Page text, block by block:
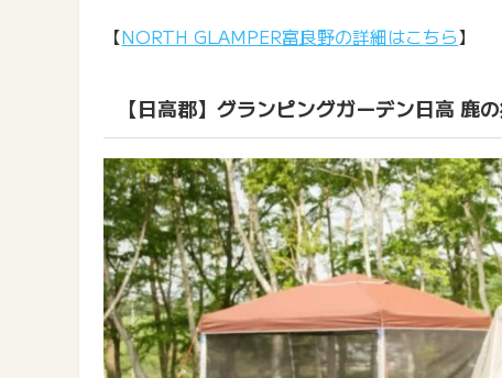
【NORTH GLAMPER富良野の詳細はこちら】
【日高郡】グランピングガーデン日高 鹿